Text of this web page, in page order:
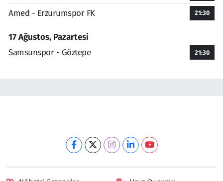
Amed - Erzurumspor FK 21:30
17 Ağustos, Pazartesi
Samsunspor - Göztepe
21:30